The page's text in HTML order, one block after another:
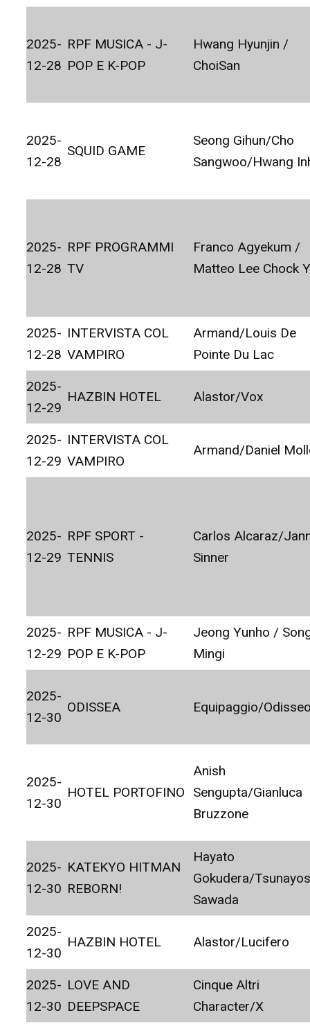
2025-
12-28
RPF MUSICA - J-
POP E K-POP
Hwang Hyunjin /
ChoiSan
2025-
12-28
SQUID GAME
Seong Gihun/Cho
Sangwoo/Hwang
2025-
12-28
RPF PROGRAMMI
TV
Franco Agyekum /
Matteo Lee Chock
2025-
12-28
INTERVISTA COL
VAMPIRO
Armand/Louis De
Pointe Du Lac
2025-
12-29
HAZBIN HOTEL Alastor/Vox
2025-
12-29
INTERVISTA COL
VAMPIRO
Armand/Daniel
2025-
12-29
RPF SPORT -
TENNIS
Carlos Alcaraz/
Sinner
2025-
12-29
RPF MUSICA - J-
POP E K-POP
Jeong Yunho /
Mingi
2025-
12-30
ODISSEA Equipaggio/
2025-
12-30
HOTEL PORTOFINO
Anish
Sengupta/Gianluca
Bruzzone
2025-
12-30
KATEKYO HITMAN
REBORN!
Hayato
Gokudera/
Sawada
2025-
12-30
HAZBIN HOTEL Alastor/Lucifero
2025-
12-30
LOVE AND
DEEPSPACE
Cinque Altri
Character/X